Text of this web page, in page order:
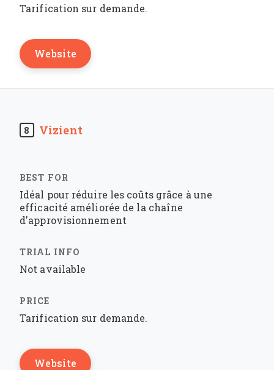
Tarification sur demande.
Website
8 Vizient
Idéal pour réduire les coûts grâce à une
efficacité améliorée de la chaîne
d'approvisionnement
Not available
Tarification sur demande.
Website